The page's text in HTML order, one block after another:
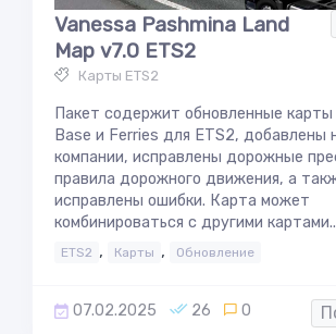
Vanessa Pashmina Land
Map v7.0 ETS2
Карты ETS2
Пакет содержит обновленные карты
Base и Ferries для ETS2, добавлены
компании, исправлены дорожные
правила дорожного движения, а
исправлены ошибки. Карта может
комбинироваться с другими
ETS2 , Карты , Обновление
07.02.2025 26 0